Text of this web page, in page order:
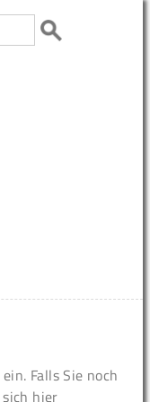
Falls Sie noch
hier